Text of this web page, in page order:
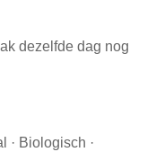
dezelfde dag nog
· Biologisch ·